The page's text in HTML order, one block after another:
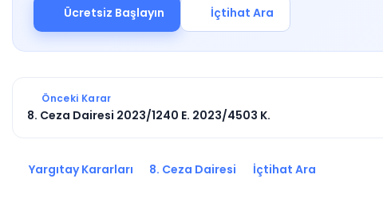
Ücretsiz Başlayın İçtihat Ara
Önceki Karar
8. Ceza Dairesi 2023/1240 E. 2023/4503 K.
Yargıtay Kararları 8. Ceza Dairesi İçtihat Ara